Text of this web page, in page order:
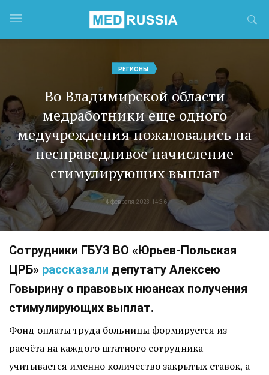
РЕГИОНЫ
Во Владимирской области
медработники еще одного
медучреждения пожаловались на
несправедливое начисление
стимулирующих выплат
14 февраля 2023 14:36
Сотрудники ГБУЗ ВО «Юрьев-Польская
ЦРБ» рассказали депутату Алексею
Говырину о правовых нюансах получения
стимулирующих выплат.
Фонд оплаты труда больницы формируется из
расчёта на каждого штатного сотрудника —
учитывается именно количество закрытых ставок, а